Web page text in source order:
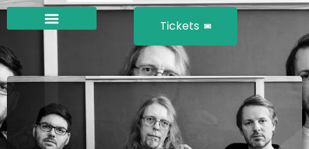
Tickets